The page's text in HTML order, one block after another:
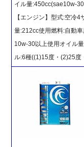
イル量:450cc(sae10w-
【エンジン】型式:空冷
量:212cc使用燃料:自動
10w-30以上使用オイル
ル:6種((1)15度・(2)25